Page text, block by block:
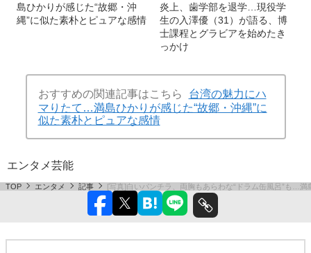
島ひかりが感じた“故郷・沖
縄”に似た素朴とピュアな感情
炎上、歯学部を退学…現役学
生の入澤優（31）が語る、博
士課程とグラビアを始めたき
っかけ
おすすめの関連記事はこちら
台湾の魅力にハ
マりたて…満島ひかりが感じた“故郷・沖縄”に
似た素朴とピュアな感情
エンタメ芸能
TOP エンタメ 記事 [写真]白いパンチラ、両胸もあらわな“ドラム缶風呂”も…